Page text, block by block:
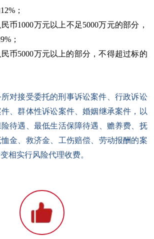
；
币1000万元以上不足5000万元的部分，
；
币5000万元以上的部分，不得超过标的
对接受委托的刑事诉讼案件、行政诉讼
、群体性诉讼案件、婚姻继承案件，以
待遇、最低生活保障待遇、赡养费、抚
金、救济金、工伤赔偿、劳动报酬的案
相实行风险代理收费。